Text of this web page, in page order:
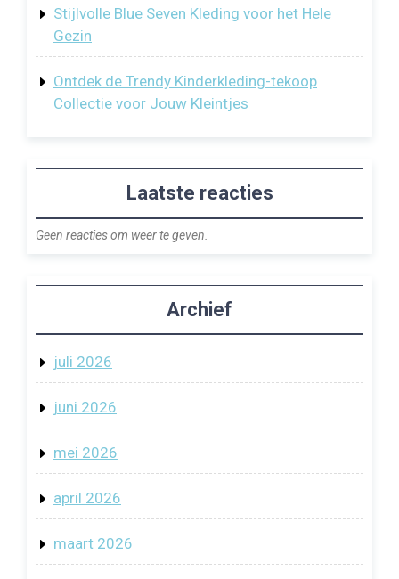
Stijlvolle Blue Seven Kleding voor het Hele
Gezin
Ontdek de Trendy Kinderkleding-tekoop
Collectie voor Jouw Kleintjes
Laatste reacties
Geen reacties om weer te geven.
Archief
juli 2026
juni 2026
mei 2026
april 2026
maart 2026